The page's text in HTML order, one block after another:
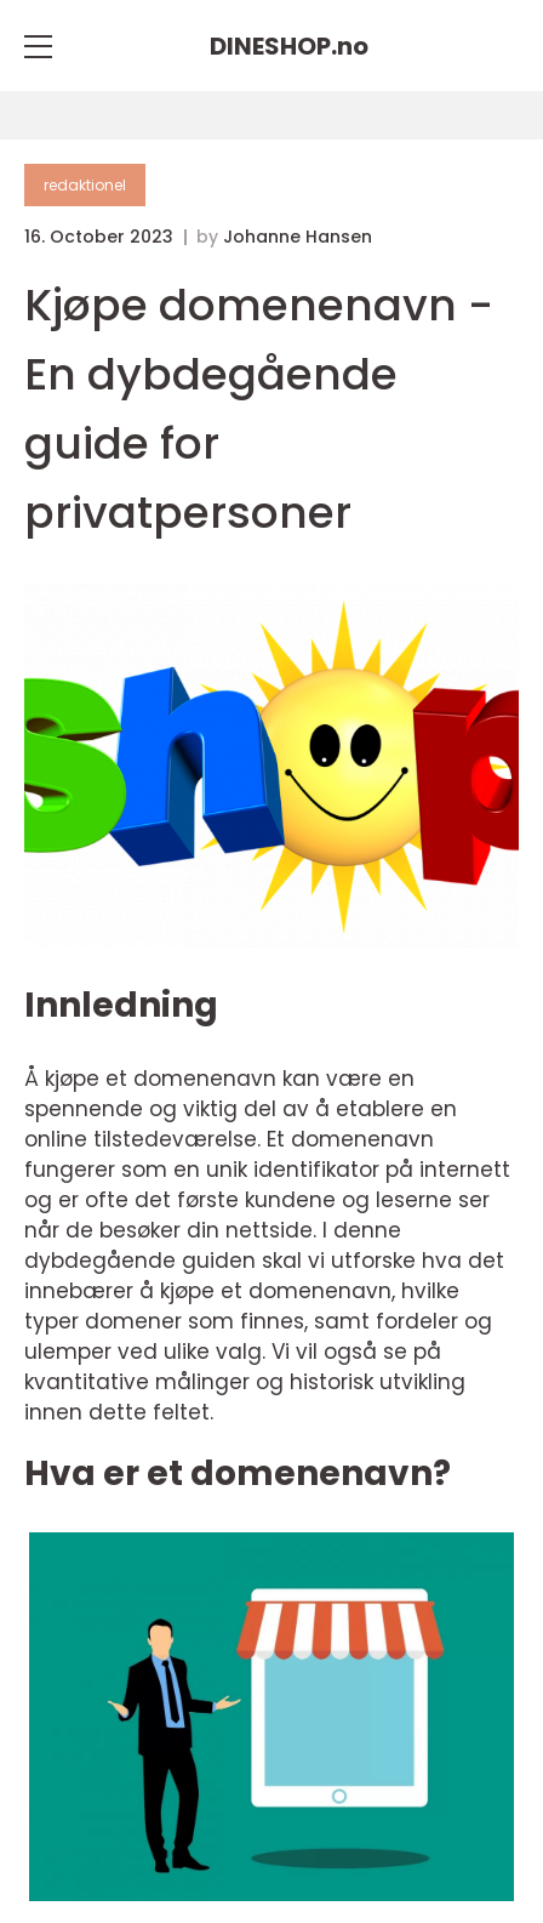
DINESHOP.no
redaktionel
16. October 2023 by Johanne Hansen
Kjøpe domenenavn -
En dybdegående
guide for
privatpersoner
Innledning
Å kjøpe et domenenavn kan være en
spennende og viktig del av å etablere en
online tilstedeværelse. Et domenenavn
fungerer som en unik identifikator på internett
og er ofte det første kundene og leserne ser
når de besøker din nettside. I denne
dybdegående guiden skal vi utforske hva det
innebærer å kjøpe et domenenavn, hvilke
typer domener som finnes, samt fordeler og
ulemper ved ulike valg. Vi vil også se på
kvantitative målinger og historisk utvikling
innen dette feltet.
Hva er et domenenavn?